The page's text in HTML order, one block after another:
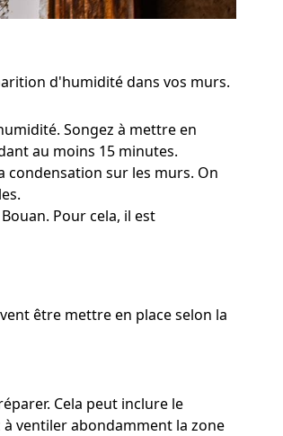
d'humidité dans vos murs.
Songez à mettre en
au moins 15 minutes.
condensation sur les murs. On
Pour cela, il est
être mettre en place selon la
Cela peut inclure le
ventiler abondamment la zone